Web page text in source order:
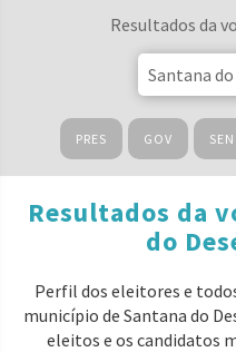
Resultados da
PRES GOV SEN
Resultados da
do
Perfil dos eleitores e
município de Santana do
eleitos e os candidatos